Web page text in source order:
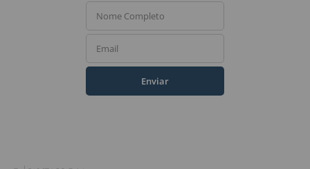
Nome Completo
Email
Enviar